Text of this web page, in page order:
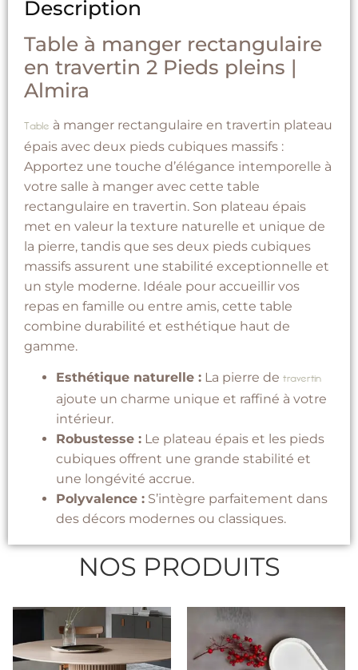
Description
Table à manger rectangulaire
en travertin 2 Pieds pleins |
Almira
Table à manger rectangulaire en travertin plateau
épais avec deux pieds cubiques massifs :
Apportez une touche d’élégance intemporelle à
votre salle à manger avec cette table
rectangulaire en travertin. Son plateau épais
met en valeur la texture naturelle et unique de
la pierre, tandis que ses deux pieds cubiques
massifs assurent une stabilité exceptionnelle et
un style moderne. Idéale pour accueillir vos
repas en famille ou entre amis, cette table
combine durabilité et esthétique haut de
gamme.
Esthétique naturelle : La pierre de travertin
ajoute un charme unique et raffiné à votre
intérieur.
Robustesse : Le plateau épais et les pieds
cubiques offrent une grande stabilité et
une longévité accrue.
Polyvalence : S’intègre parfaitement dans
des décors modernes ou classiques.
NOS PRODUITS